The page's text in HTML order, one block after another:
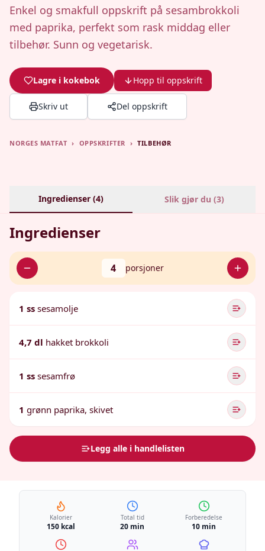
Enkel og smakfull oppskrift på sesambrokkoli
med paprika, perfekt som rask middag eller
tilbehør. Sunn og vegetarisk.
Lagre i kokebok Hopp til oppskrift
Skriv ut Del oppskrift
NORGES MATFAT › OPPSKRIFTER › TILBEHØR
Ingredienser (4) Slik gjør du (3)
Ingredienser
4 porsjoner
1 ss sesamolje
4,7 dl hakket brokkoli
1 ss sesamfrø
1 grønn paprika, skivet
Legg alle i handlelisten
Kalorier
150 kcal
Total tid
20 min
Forberedelse
10 min